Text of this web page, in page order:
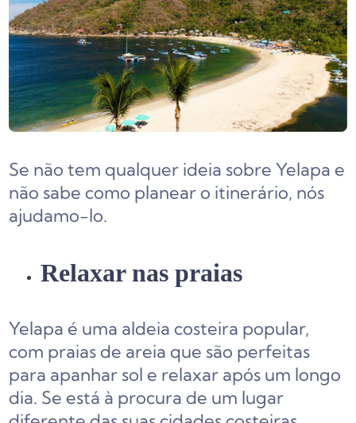
Se não tem qualquer ideia sobre Yelapa e
não sabe como planear o itinerário, nós
ajudamo-lo.
Relaxar nas praias
Yelapa é uma aldeia costeira popular,
com praias de areia que são perfeitas
para apanhar sol e relaxar após um longo
dia. Se está à procura de um lugar